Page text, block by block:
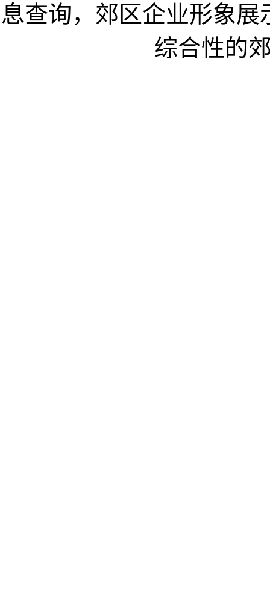
息查询，郊区企业形象
综合性的